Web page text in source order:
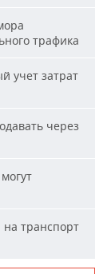
трафика
учет затрат
через
на транспорт